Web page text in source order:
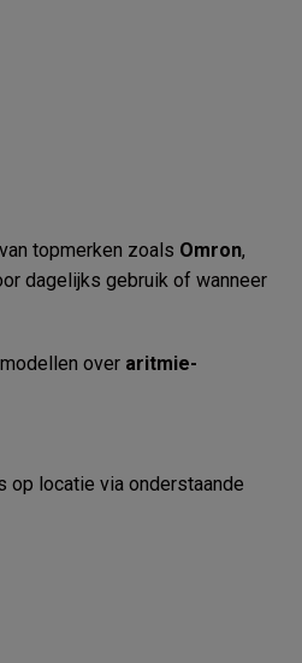
topmerken zoals Omron,
dagelijks gebruik of wanneer
over aritmie-
op locatie via onderstaande